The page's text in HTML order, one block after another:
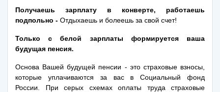
Получаешь зарплату в конверте, работаешь
подпольно - Отдыхаешь и болеешь за свой счет!
Только с белой зарплаты формируется ваша
будущая пенсия.
Основа Вашей будущей пенсии - это страховые взносы,
которые уплачиваются за вас в Социальный фонд
России. При серых схемах оплаты труда страховые